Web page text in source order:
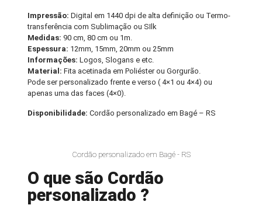
Impressão: Digital em 1440 dpi de alta definição ou Termo-
transferência com Sublimação ou SIlk
Medidas: 90 cm, 80 cm ou 1m.
Espessura: 12mm, 15mm, 20mm ou 25mm
Informações:Logos, Slogans e etc.
Material: Fita acetinada em Poliéster ou Gorgurão.
Pode ser personalizado frente e verso ( 4×1 ou 4×4) ou
apenas uma das faces (4×0).
Disponibilidade:Cordão personalizado em Bagé – RS
Cordão personalizado em Bagé - RS
O que são Cordão
personalizado ?